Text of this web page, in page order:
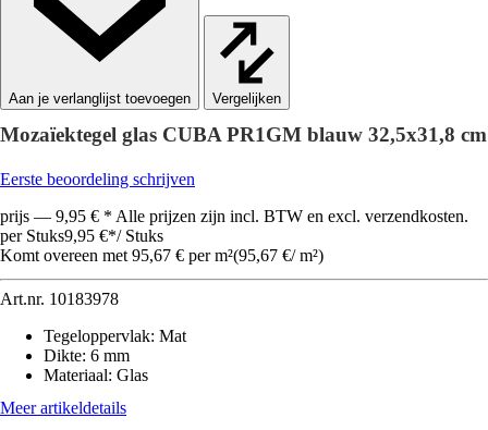
Vergelijken
Mozaïektegel glas CUBA PR1GM blauw 32,5x31,8 cm
Eerste beoordeling schrijven
prijs — 9,95 € * Alle prijzen zijn incl. BTW en excl. verzendkosten.
per Stuks9,95 €*/ Stuks
Komt overeen met 95,67 € per m²(95,67 €/ m²)
Art.nr. 10183978
Tegeloppervlak: Mat
Dikte: 6 mm
Materiaal: Glas
Meer artikeldetails